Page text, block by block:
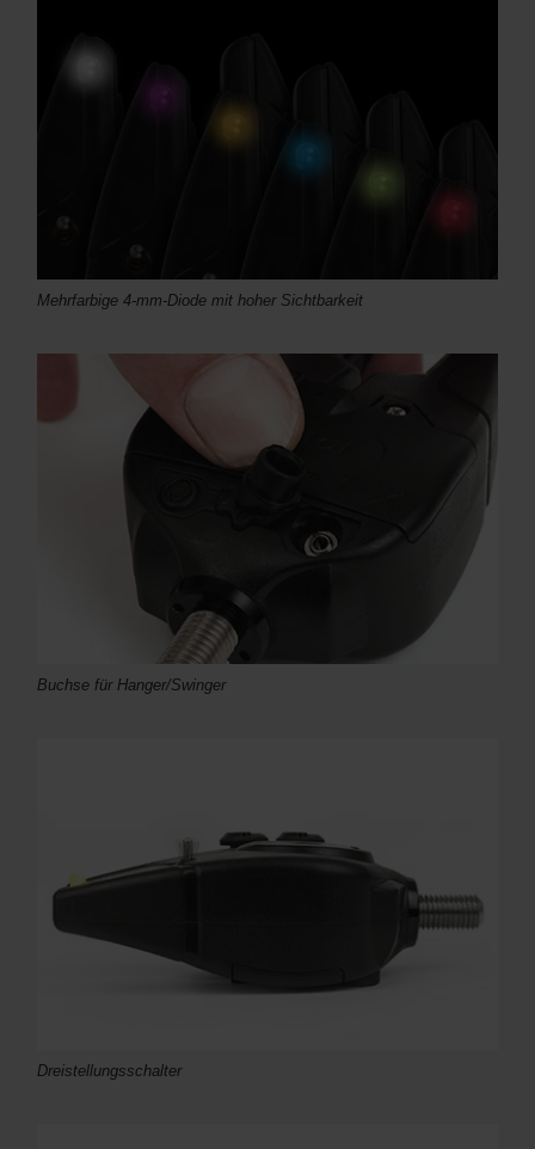
Mehrfarbige 4-mm-Diode mit hoher Sichtbarkeit
Buchse für Hanger/Swinger
Dreistellungsschalter